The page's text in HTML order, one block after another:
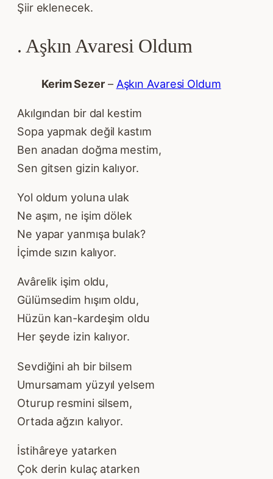
Şiir eklenecek.
. Aşkın Avaresi Oldum
Kerim Sezer– Aşkın Avaresi Oldum
Akılgından bir dal kestim
Sopa yapmak değil kastım
Ben anadan doğma mestim,
Sen gitsen gizin kalıyor.
Yol oldum yoluna ulak
Ne aşım, ne işim dölek
Ne yapar yanmışa bulak?
İçimde sızın kalıyor.
Avârelik işim oldu,
Gülümsedim hışım oldu,
Hüzün kan-kardeşim oldu
Her şeyde izin kalıyor.
Sevdiğini ah bir bilsem
Umursamam yüzyıl yelsem
Oturup resmini silsem,
Ortada ağzın kalıyor.
İstihâreye yatarken
Çok derin kulaç atarken